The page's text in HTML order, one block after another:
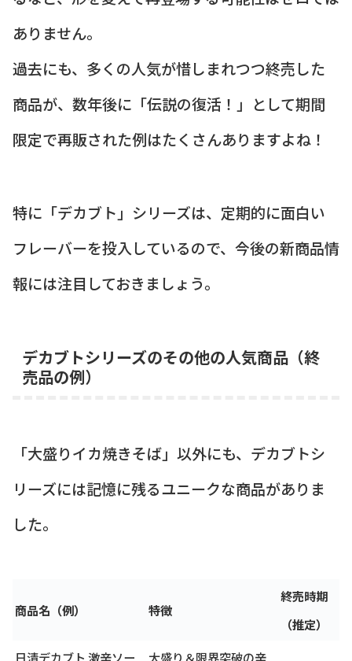
ありません。
過去にも、多くの人気が惜しまれつつ終売した
商品が、数年後に「伝説の復活！」として期間
限定で再販された例はたくさんありますよね！
特に「デカブト」シリーズは、定期的に面白い
フレーバーを投入しているので、今後の新商品情
報には注目しておきましょう。
デカブトシリーズのその他の人気商品（終
売品の例）
「大盛りイカ焼きそば」以外にも、デカブトシ
リーズには記憶に残るユニークな商品がありま
した。
商品名（例） 特徴
終売時期
（推定）
日清デカブト 激辛ソー
大盛り＆限界突破の辛